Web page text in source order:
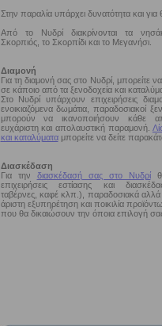
Στην παραλία υπάρχει δυνατότητα και
Από το Νυδρί διακρίνονται τα
Σκορπιός, το Σκορπίδι και το Μεγανήσι.
Διαμονή
Για τη διαμονή σας στο Νυδρί, μπορείτε
σε κάποιο από τα ξενοδοχεία και
Στο Νυδρί υπάρχουν επιχειρήσεις
ενοικιαζόμενα δωμάτια, παραδοσιακοί
μπορούν να ικανοποιήσουν κάθε
ευχάριστη και απολαυστική παραμονή.
και καταλύματαμπορείτε να δείτε
Διασκέδαση
Για την διασκέδασή σας στο Νυδρί
επιχειρήσεις εστίασης και
ταβέρνες, καφέ κλπ.), παραδοσιακά
άριστη εξυπηρέτηση και ποικιλία
που θα δικαιώσουν την όποια επιλογή